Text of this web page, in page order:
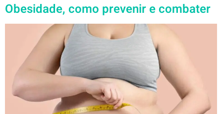
Obesidade, como prevenir e combater